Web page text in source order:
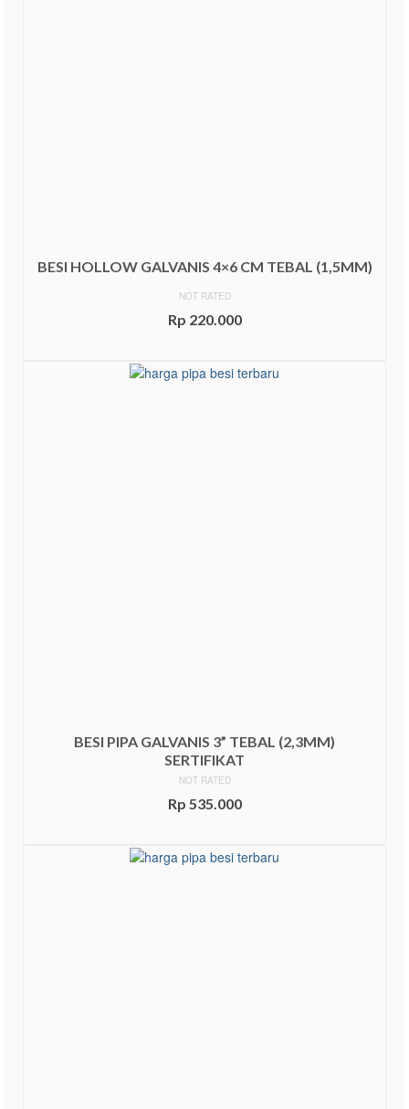
BESI HOLLOW GALVANIS 4×6 CM TEBAL (1,5MM)
NOT RATED
Rp 220.000
BESI PIPA GALVANIS 3” TEBAL (2,3MM)
SERTIFIKAT
NOT RATED
Rp 535.000